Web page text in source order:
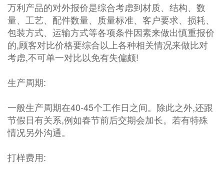
万利产品的对外报价是综合考虑到材质、结构、数
量、工艺、配件数量、质量标准、客户要求、损耗、
包装方式、运输方式等各项条件因素来做出慎重报价
的,顾客对比价格要综合以上各种相关情况来做比对
考虑,不可单一对比以免有失偏颇!
生产周期:
一般生产周期在40-45个工作日之间。除此之外,还跟
节假日有关系,例如春节前后交期会加长。若有特殊
情况另外沟通。
打样费用: